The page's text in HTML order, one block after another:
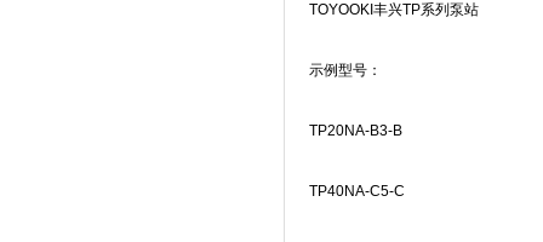
TOYOOKI 丰兴TP系列泵站
示例型号：
TP20NA-B3-B
TP40NA-C5-C